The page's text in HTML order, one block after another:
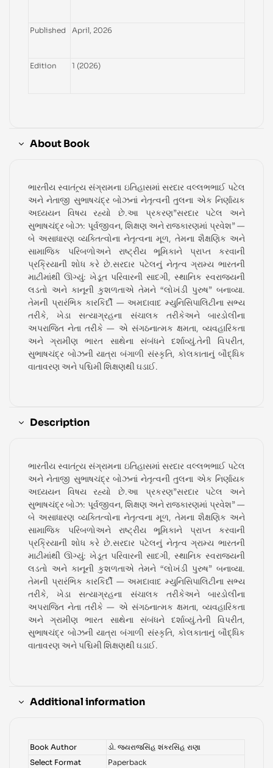
Published April, 2026
Edition 1 (2026)
About Book
ભારતીય સ્વાતંત્ર્ય સંગ્રામના ઇતિહાસમાં સરદાર વલ્લભભાઈ પટેલ
અને નેતાજી સુભાષચંદ્ર બોઝનાં નેતૃત્વની તુલના એક નિર્ણાયક
અધ્યયન વિષય રહ્યો છે.આ પ્રકરણ”સરદાર પટેલ અને
સુભાષચંદ્ર બોઝ: પૂર્વજીવન, શિક્ષણ અને રાજકારણમાં પ્રવેશ” —
બે અસાધારણ વ્યક્તિત્વોના નેતૃત્વના મૂળ, તેમના શૈક્ષણિક અને
સામાજિક પરિબળોઅને રાષ્ટ્રીય ભૂમિકાને પ્રાપ્ત કરવાની
પ્રક્રિયાની શોધ કરે છે.સરદાર પટેલનું નેતૃત્વ ગ્રામ્ય ભારતની
માટીમાંથી ઊગ્યું: ખેડૂત પરિવારની સાદગી, સ્થાનિક સ્વરાજ્યની
લડતો અને કાનૂની કુશળતાએ તેમને “લોખંડી પુરુષ” બનાવ્યા.
તેમની પ્રારંભિક કારકિર્દી — અમદાવાદ મ્યુનિસિપાલિટીના સભ્ય
તરીકે, ખેડા સત્યાગ્રહના સંચાલક તરીકેઅને બારડોલીના
અપરાજિત નેતા તરીકે — એ સંગઠનાત્મક ક્ષમતા, વ્યવહારિકતા
અને ગ્રામીણ ભારત સાથેના સંબંધને દર્શાવ્યું.તેની વિપરીત,
સુભાષચંદ્ર બોઝની યાત્રા બંગાળી સંસ્કૃતિ, કોલકાતાનું બૌદ્ધિક
વાતાવરણ અને પશ્ચિમી શિક્ષણથી ઘડાઈ.
Description
ભારતીય સ્વાતંત્ર્ય સંગ્રામના ઇતિહાસમાં સરદાર વલ્લભભાઈ પટેલ
અને નેતાજી સુભાષચંદ્ર બોઝનાં નેતૃત્વની તુલના એક નિર્ણાયક
અધ્યયન વિષય રહ્યો છે.આ પ્રકરણ”સરદાર પટેલ અને
સુભાષચંદ્ર બોઝ: પૂર્વજીવન, શિક્ષણ અને રાજકારણમાં પ્રવેશ” —
બે અસાધારણ વ્યક્તિત્વોના નેતૃત્વના મૂળ, તેમના શૈક્ષણિક અને
સામાજિક પરિબળોઅને રાષ્ટ્રીય ભૂમિકાને પ્રાપ્ત કરવાની
પ્રક્રિયાની શોધ કરે છે.સરદાર પટેલનું નેતૃત્વ ગ્રામ્ય ભારતની
માટીમાંથી ઊગ્યું: ખેડૂત પરિવારની સાદગી, સ્થાનિક સ્વરાજ્યની
લડતો અને કાનૂની કુશળતાએ તેમને “લોખંડી પુરુષ” બનાવ્યા.
તેમની પ્રારંભિક કારકિર્દી — અમદાવાદ મ્યુનિસિપાલિટીના સભ્ય
તરીકે, ખેડા સત્યાગ્રહના સંચાલક તરીકેઅને બારડોલીના
અપરાજિત નેતા તરીકે — એ સંગઠનાત્મક ક્ષમતા, વ્યવહારિકતા
અને ગ્રામીણ ભારત સાથેના સંબંધને દર્શાવ્યું.તેની વિપરીત,
સુભાષચંદ્ર બોઝની યાત્રા બંગાળી સંસ્કૃતિ, કોલકાતાનું બૌદ્ધિક
વાતાવરણ અને પશ્ચિમી શિક્ષણથી ઘડાઈ.
Additional information
Book Author
ડો. જયરાજસિંહ શંકરસિંહ રાણા
Select Format
Paperback